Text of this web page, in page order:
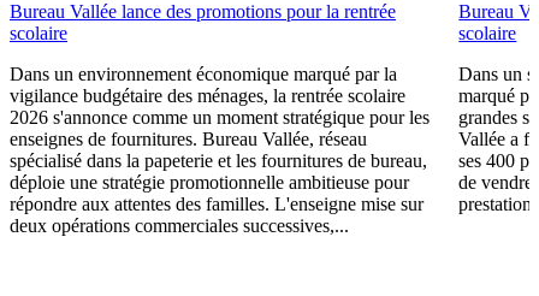
Bureau Vallée lance des promotions pour la rentrée
scolaire
Dans un environnement économique marqué par la
vigilance budgétaire des ménages, la rentrée scolaire
2026 s'annonce comme un moment stratégique pour les
enseignes de fournitures. Bureau Vallée, réseau
spécialisé dans la papeterie et les fournitures de bureau,
déploie une stratégie promotionnelle ambitieuse pour
répondre aux attentes des familles. L'enseigne mise sur
deux opérations commerciales successives,...
Bureau
scolaire
Dans un
marqué
grandes
Vallée a
ses 400
de vendre